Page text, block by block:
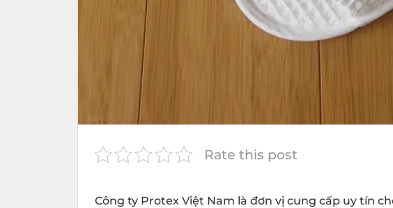
Rate this post
Công ty Protex Việt Nam là đơn vị cung cấp uy tín